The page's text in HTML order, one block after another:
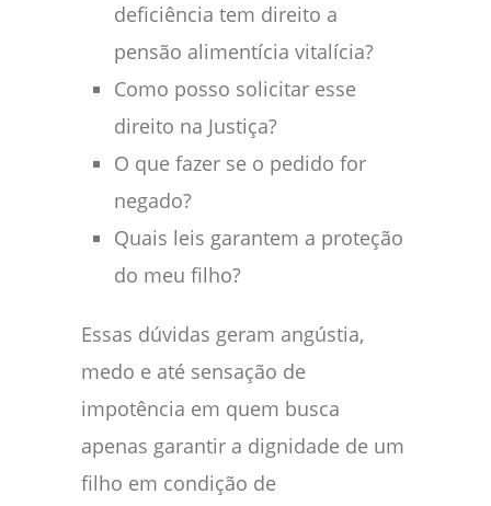
deficiência tem direito a
pensão alimentícia vitalícia?
Como posso solicitar esse
direito na Justiça?
O que fazer se o pedido for
negado?
Quais leis garantem a proteção
do meu filho?
Essas dúvidas geram angústia,
medo e até sensação de
impotência em quem busca
apenas garantir a dignidade de um
filho em condição de